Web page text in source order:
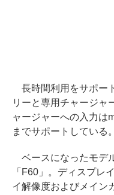
長時間利用をサポー
リーと専用チャージャ
ャージャーへの入力は
までサポートしている。
ベースになったモデ
「F60」。ディスプレ
イ解像度およびメイン